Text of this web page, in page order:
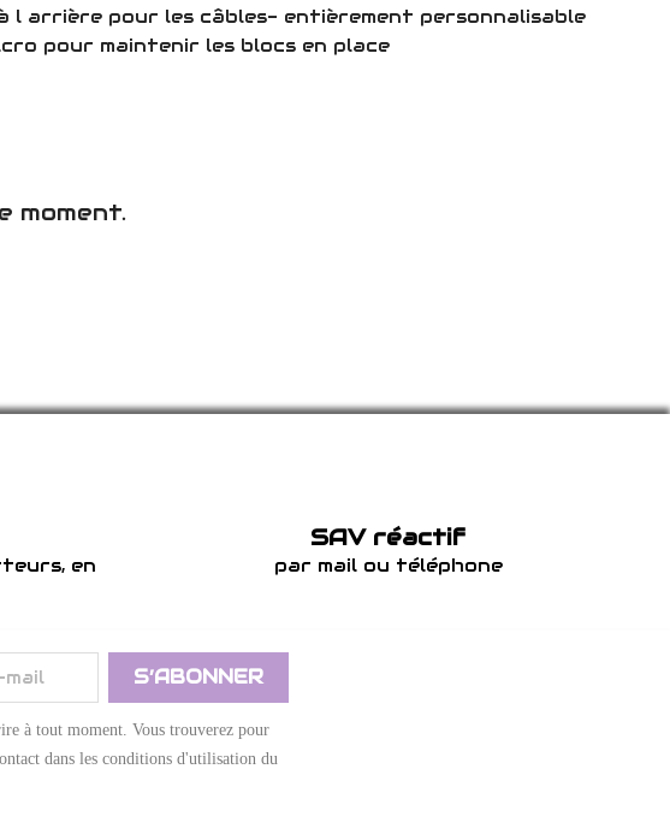
l arrière pour les câbles- entièrement personnalisable
pour maintenir les blocs en place
moment.
en
SAV réactif
par mail ou téléphone
à tout moment. Vous trouverez pour
dans les conditions d'utilisation du